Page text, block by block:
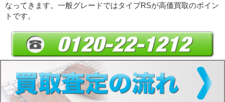
なってきます。一般グレードではタイプRSが高価買取のポイン
トです。